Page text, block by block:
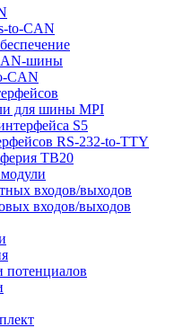
to-CAN
шины
CAN
для шины MPI
S5
RS-232-to-TTY
TB20
входов/выходов
входов/выходов
потенциалов